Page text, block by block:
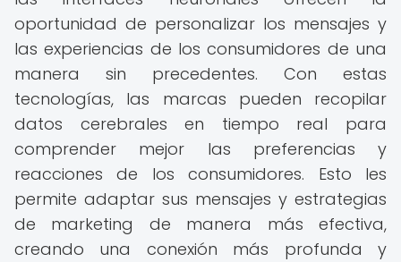
oportunidad de personalizar los mensajes y
las experiencias de los consumidores de una
manera sin precedentes. Con estas
tecnologías, las marcas pueden recopilar
datos cerebrales en tiempo real para
comprender mejor las preferencias y
reacciones de los consumidores. Esto les
permite adaptar sus mensajes y estrategias
de marketing de manera más efectiva,
creando una conexión más profunda y